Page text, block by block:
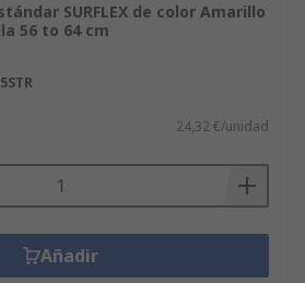
SURFLEX de color Amarillo
56 to 64 cm
24,32 €/unidad
Añadir